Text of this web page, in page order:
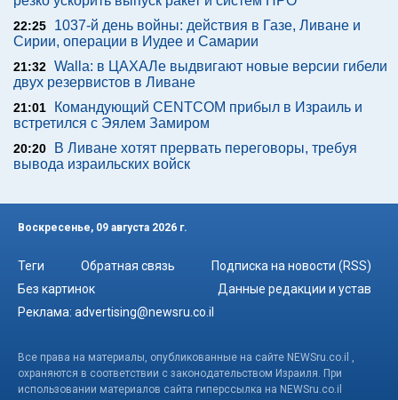
22:25
1037-й день войны: действия в Газе, Ливане и
Сирии, операции в Иудее и Самарии
21:32 Walla: в ЦАХАЛе выдвигают новые версии гибели
двух резервистов в Ливане
21:01
Командующий CENTCOM прибыл в Израиль и
встретился с Эялем Замиром
20:20
В Ливане хотят прервать переговоры, требуя
вывода израильских войск
Воскресенье, 09 августа 2026 г.
Теги Обратная связь
Подписка на новости (RSS)
Без картинок
Данные редакции и устав
Реклама: advertising@newsru.co.il
Все права на материалы, опубликованные на сайте NEWSru.co.il ,
охраняются в соответствии с законодательством Израиля. При
использовании материалов сайта гиперссылка на NEWSru.co.il